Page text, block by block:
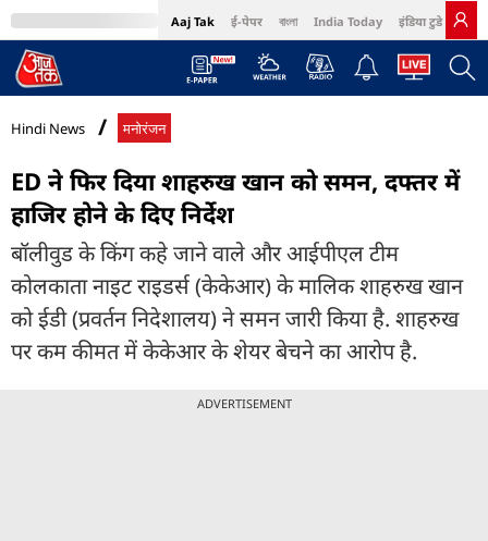
Aaj Tak ई-पेपर বাংলা India Today इंडिया टुडे हिंदी
MumbaiTak Cosmopolitan Harper's Bazaar Northeast
Hindi News मनोरंजन
ED ने फिर दिया शाहरुख खान को समन, दफ्तर में
हाजिर होने के दिए निर्देश
बॉलीवुड के किंग कहे जाने वाले और आईपीएल टीम
कोलकाता नाइट राइडर्स (केकेआर) के मालिक शाहरुख खान
को ईडी (प्रवर्तन निदेशालय) ने समन जारी किया है. शाहरुख
पर कम कीमत में केकेआर के शेयर बेचने का आरोप है.
ADVERTISEMENT